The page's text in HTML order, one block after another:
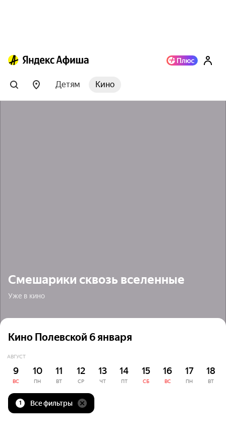
Детям Кино
Смешарики сквозь вселенные
Уже в кино
Кино Полевской 6 января
АВГУСТ
9
ВС
10
ПН
11
ВТ
12
СР
13
ЧТ
14
ПТ
15
СБ
16
ВС
17
ПН
18
ВТ
1 Все фильтры